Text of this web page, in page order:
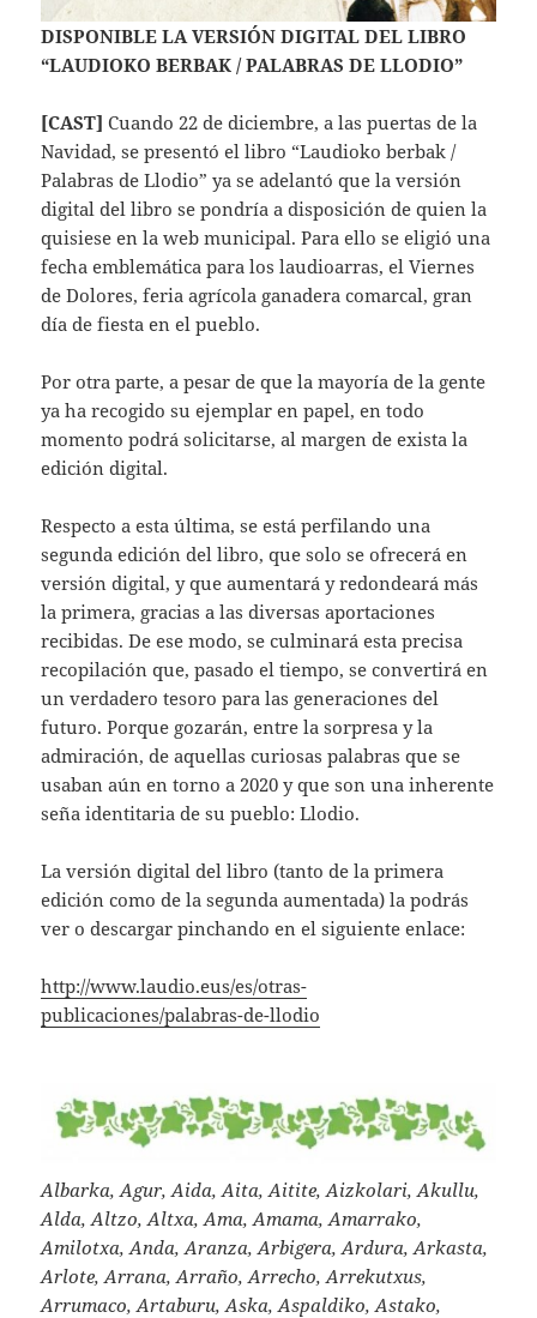
DISPONIBLE LA VERSIÓN DIGITAL DEL LIBRO
“LAUDIOKO BERBAK / PALABRAS DE LLODIO”
[CAST] Cuando 22 de diciembre, a las puertas de la
Navidad, se presentó el libro “Laudioko berbak /
Palabras de Llodio” ya se adelantó que la versión
digital del libro se pondría a disposición de quien la
quisiese en la web municipal. Para ello se eligió una
fecha emblemática para los laudioarras, el Viernes
de Dolores, feria agrícola ganadera comarcal, gran
día de fiesta en el pueblo.
Por otra parte, a pesar de que la mayoría de la gente
ya ha recogido su ejemplar en papel, en todo
momento podrá solicitarse, al margen de exista la
edición digital.
Respecto a esta última, se está perfilando una
segunda edición del libro, que solo se ofrecerá en
versión digital, y que aumentará y redondeará más
la primera, gracias a las diversas aportaciones
recibidas. De ese modo, se culminará esta precisa
recopilación que, pasado el tiempo, se convertirá en
un verdadero tesoro para las generaciones del
futuro. Porque gozarán, entre la sorpresa y la
admiración, de aquellas curiosas palabras que se
usaban aún en torno a 2020 y que son una inherente
seña identitaria de su pueblo: Llodio.
La versión digital del libro (tanto de la primera
edición como de la segunda aumentada) la podrás
ver o descargar pinchando en el siguiente enlace:
http://www.laudio.eus/es/otras-
publicaciones/palabras-de-llodio
Albarka, Agur, Aida, Aita, Aitite, Aizkolari, Akullu,
Alda, Altzo, Altxa, Ama, Amama, Amarrako,
Amilotxa, Anda, Aranza, Arbigera, Ardura, Arkasta,
Arlote, Arrana, Arraño, Arrecho, Arrekutxus,
Arrumaco, Artaburu, Aska, Aspaldiko, Astako,